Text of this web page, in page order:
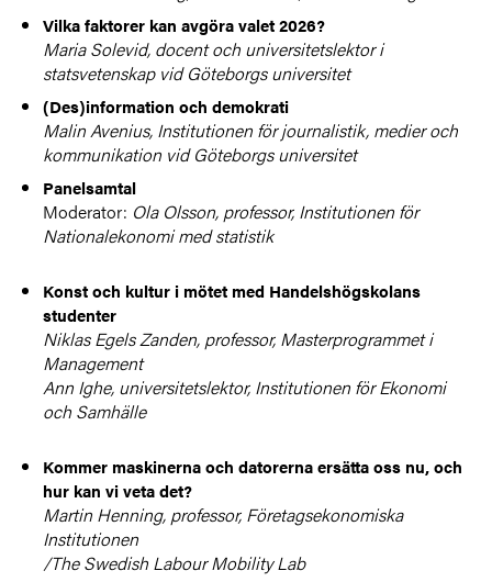
Vilka faktorer kan avgöra valet 2026?
Maria Solevid, docent och universitetslektor i
statsvetenskap vid Göteborgs universitet
(Des)information och demokrati
Malin Avenius, Institutionen för journalistik, medier och
kommunikation vid Göteborgs universitet
Panelsamtal
Moderator: Ola Olsson, professor, Institutionen för
Nationalekonomi med statistik
Konst och kultur i mötet med Handelshögskolans
studenter
Niklas Egels Zanden, professor, Masterprogrammet i
Management
Ann Ighe, universitetslektor, Institutionen för Ekonomi
och Samhälle
Kommer maskinerna och datorerna ersätta oss nu, och
hur kan vi veta det?
Martin Henning, professor, Företagsekonomiska
Institutionen
/The Swedish Labour Mobility Lab